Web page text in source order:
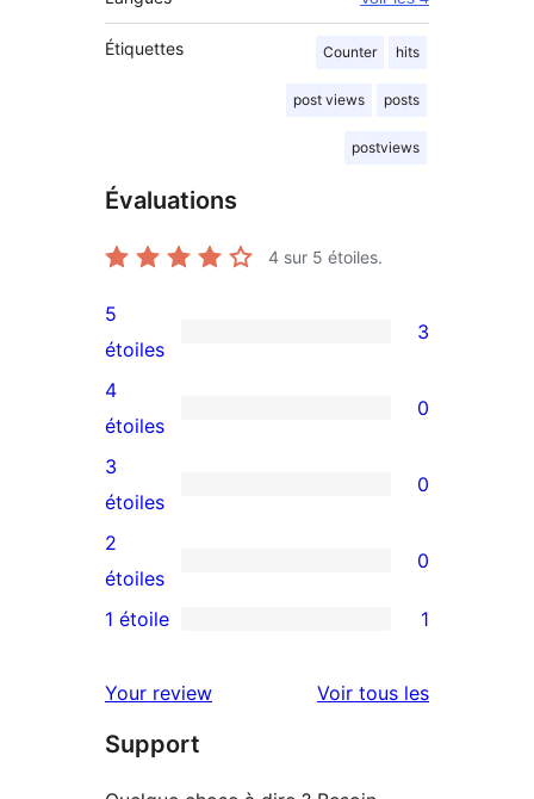
Étiquettes Counter hits
post views posts
postviews
Évaluations
4 sur 5 étoiles.
3
avis
à
5
étoiles
5
étoiles
3
0
avis
à
4
étoile
4
étoiles
0
0
avis
à
3
3
étoiles
0
0
avis
2
2
étoiles
0
à
1
1 étoile 1
Your review Voir tous lesavis
Support